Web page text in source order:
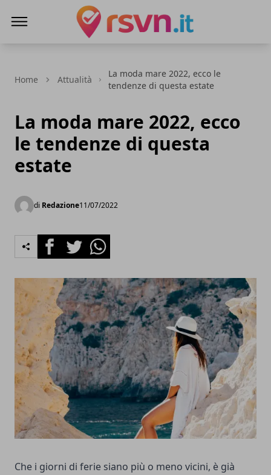
Home Attualità
La moda mare 2022, ecco le
tendenze di questa estate
La moda mare 2022, ecco
le tendenze di questa
estate
di Redazione11/07/2022
FacebookTwitterWhatsapp
Che i giorni di ferie siano più o meno vicini, è già